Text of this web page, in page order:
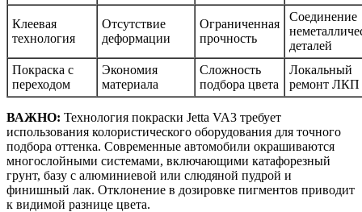
Клеевая
технология
Отсутствие
деформации
Ограниченная
прочность
Соединение
деталей
Покраска с
переходом
Экономия
материала
Сложность
подбора цвета
Локальный
ремонт ЛКП
ВАЖНО: Технология покраски Jetta VA3 требует
использования колористического оборудования для точного
подбора оттенка. Современные автомобили окрашиваются
многослойными системами, включающими катафорезный
грунт, базу с алюминиевой или слюдяной пудрой и
финишный лак. Отклонение в дозировке пигментов приводит
к видимой разнице цвета.